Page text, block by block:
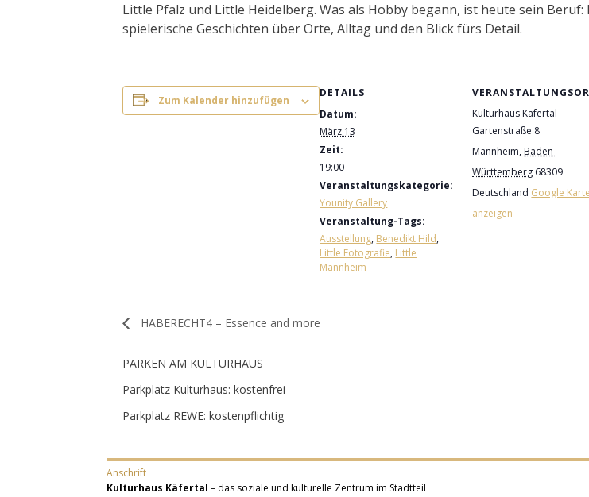
Little Pfalz und Little Heidelberg. Was als Hobby begann, ist heute sein
spielerische Geschichten über Orte, Alltag und den Blick fürs Detail.
Zum Kalender hinzufügen
DETAILS
Datum:
März 13
Zeit:
19:00
Veranstaltungskategorie:
Younity Gallery
Veranstaltung-Tags:
Ausstellung, Benedikt Hild,
Little Fotografie, Little
Mannheim
Kulturhaus Käfertal
Gartenstraße 8
Mannheim, Baden-
Württemberg 68309
Deutschland Google Karte
anzeigen
HABERECHT4 – Essence and more
PARKEN AM KULTURHAUS
Parkplatz Kulturhaus: kostenfrei
Parkplatz REWE: kostenpflichtig
Anschrift
Kulturhaus Käfertal – das soziale und kulturelle Zentrum im Stadtteil